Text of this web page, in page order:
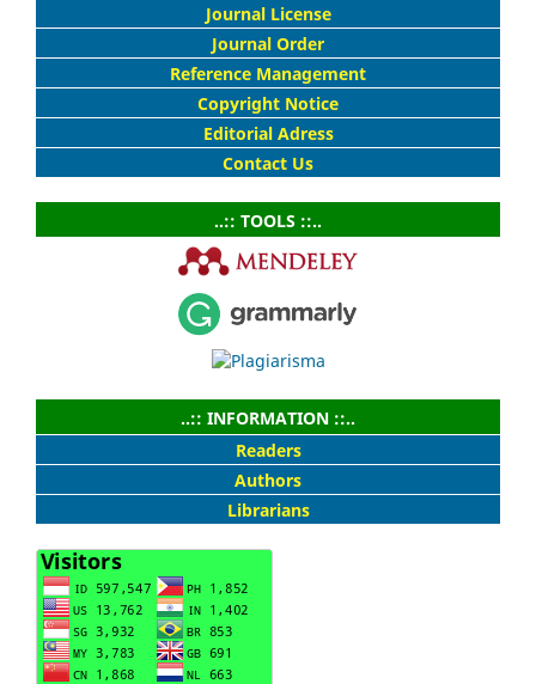
Journal License
Journal Order
Reference Management
Copyright Notice
Editorial Adress
Contact Us
..:: TOOLS ::..
..:: INFORMATION ::..
Readers
Authors
Librarians